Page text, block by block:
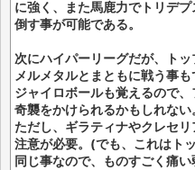
に強く、また馬鹿力でトリデプ
倒す事が可能である。
次にハイパーリーグだが、ト
メルメタルとまともに戦う事も
ジャイロボールも覚えるので
奇襲をかけられるかもしれない
ただし、ギラティナやクレセリ
注意が必要。(でも、これはト
同じ事なので、ものすごく痛い